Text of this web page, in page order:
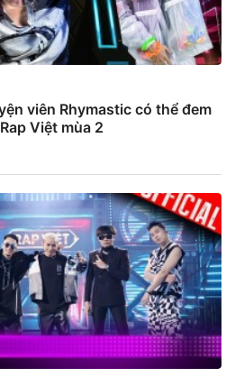
viên Rhymastic có thể đem
Việt mùa 2